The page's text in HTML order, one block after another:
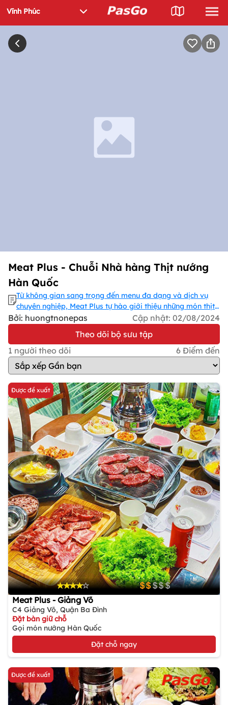
Meat Plus - Chuỗi Nhà hàng Thịt nướng
Hàn Quốc
Từ không gian sang trọng đến menu đa dạng và dịch vụ
chuyên nghiệp, Meat Plus tự hào giới thiệu những món thịt
nướng tươi ngon, salad tươi mát và nhiều lựa chọn đặc sắc
Bởi: huongtnonepas Cập nhật: 02/08/2024
Theo dõi bộ sưu tập
1 người theo dõi 6 Điểm đến
Được đề xuất
Meat Plus - Giảng Võ
C4 Giảng Võ, Quận Ba Đình
Đặt bàn giữ chỗ
Gọi món nướng Hàn Quốc
Đặt chỗ ngay
Được đề xuất